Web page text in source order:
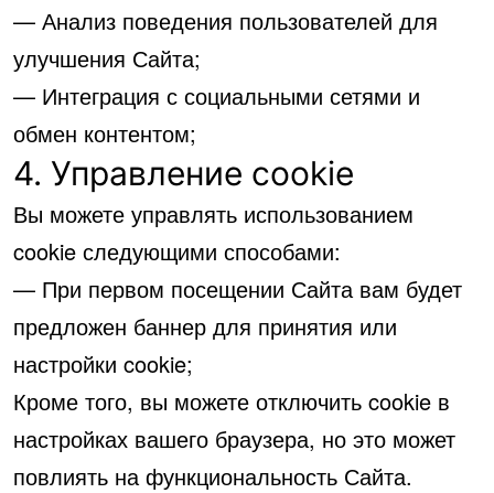
— Анализ поведения пользователей для
улучшения Сайта;
— Интеграция с социальными сетями и
обмен контентом;
4. Управление cookie
Вы можете управлять использованием
cookie следующими способами:
— При первом посещении Сайта вам будет
предложен баннер для принятия или
настройки cookie;
Кроме того, вы можете отключить cookie в
настройках вашего браузера, но это может
повлиять на функциональность Сайта.